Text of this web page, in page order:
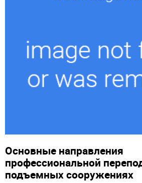
Основные направления
профессиональной
подъемных сооружениях